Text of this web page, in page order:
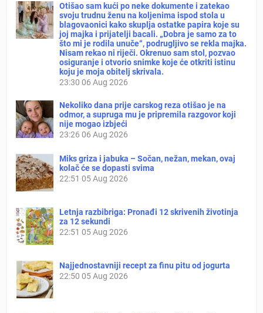
Otišao sam kući po neke dokumente i zatekao
svoju trudnu ženu na koljenima ispod stola u
blagovaonici kako skuplja ostatke papira koje su
joj majka i prijatelji bacali. „Dobra je samo za to
što mi je rodila unuče“, podrugljivo se rekla majka.
Nisam rekao ni riječi. Okrenuo sam stol, pozvao
osiguranje i otvorio snimke koje će otkriti istinu
koju je moja obitelj skrivala.
23:30 06 Aug 2026
Nekoliko dana prije carskog reza otišao je na
odmor, a supruga mu je pripremila razgovor koji
nije mogao izbjeći
23:26 06 Aug 2026
Miks griza i jabuka – Sočan, nežan, mekan, ovaj
kolač će se dopasti svima
22:51 05 Aug 2026
Letnja razbibriga: Pronađi 12 skrivenih životinja
za 12 sekundi
22:51 05 Aug 2026
Najjednostavniji recept za finu pitu od jogurta
22:50 05 Aug 2026